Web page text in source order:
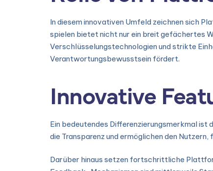
In diesem innovativen Umfeld zeichnen sich
spielen bietet nicht nur ein breit gefächertes
Verschlüsselungstechnologien und strikte
Verantwortungsbewusstsein fördert.
Innovative
Ein bedeutendes Differenzierungsmerkmal
die Transparenz und ermöglichen den
Darüber hinaus setzen fortschrittliche